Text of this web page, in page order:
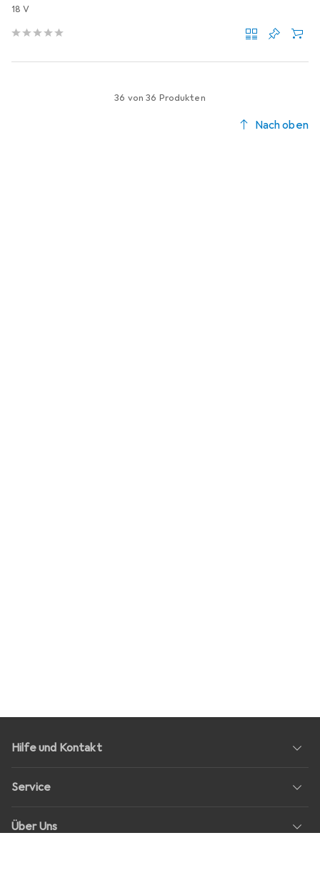
18 V
36 von 36 Produkten
Nach oben
Hilfe und Kontakt
Service
Über Uns